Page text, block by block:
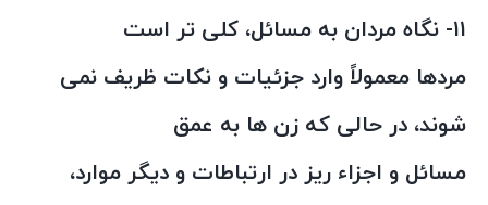
۱۱- نگاه مردان به مسائل، کلی تر است
مردها معمولاً وارد جزئیات و نکات ظریف نمی
شوند، در حالی که زن ها به عمق
مسائل و اجزاء ریز در ارتباطات و دیگر موارد،